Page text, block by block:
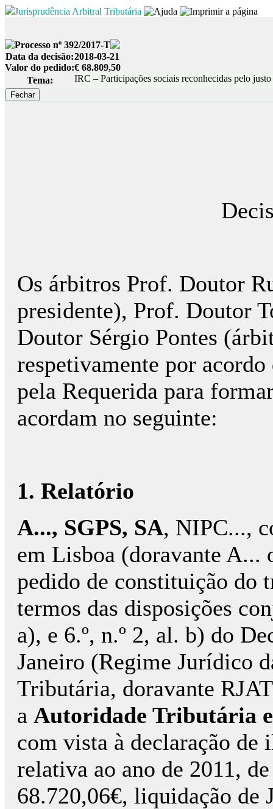
Jurisprudência Arbitral Tributária
Processo nº 392/2017-T
Data da decisão:2018-03-21
Valor do pedido:€ 68.809,50
Tema:
IRC – Participações sociais reconhecidas pelo
Os árbitros Prof. Doutor
presidente), Prof. Doutor
Doutor Sérgio Pontes
respetivamente por acordo
pela Requerida para
acordam no seguinte:
1. Relatório
A..., SGPS, SA, NIPC...,
em Lisboa (doravante A...
pedido de constituição do
termos das disposições
a), e 6.º, n.º 2, al. b) do
Janeiro (Regime Jurídico
Tributária, doravante
a Autoridade Tributária
com vista à declaração
relativa ao ano de 2011,
68.720,06€, liquidação de